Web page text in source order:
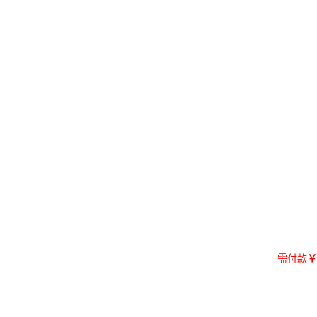
需付款￥